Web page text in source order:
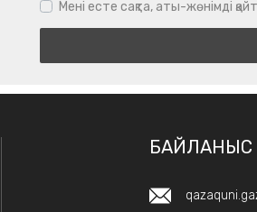
Мені есте сақта, аты-жөнімді
БАЙЛАНЫС